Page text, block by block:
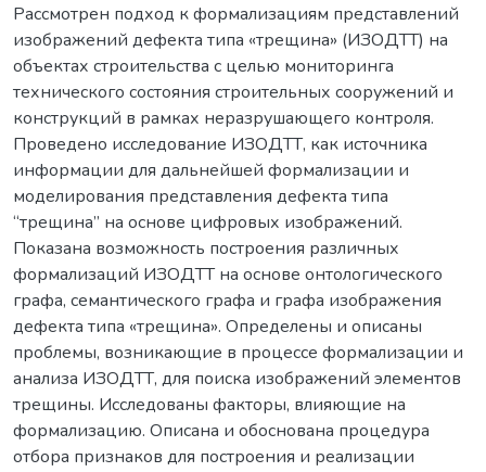
Рассмотрен подход к формализациям представлений
изображений дефекта типа «трещина» (ИЗОДТТ) на
объектах строительства с целью мониторинга
технического состояния строительных сооружений и
конструкций в рамках неразрушающего контроля.
Проведено исследование ИЗОДТТ, как источника
информации для дальнейшей формализации и
моделирования представления дефекта типа
“трещина” на основе цифровых изображений.
Показана возможность построения различных
формализаций ИЗОДТТ на основе онтологического
графа, семантического графа и графа изображения
дефекта типа «трещина». Определены и описаны
проблемы, возникающие в процессе формализации и
анализа ИЗОДТТ, для поиска изображений элементов
трещины. Исследованы факторы, влияющие на
формализацию. Описана и обоснована процедура
отбора признаков для построения и реализации